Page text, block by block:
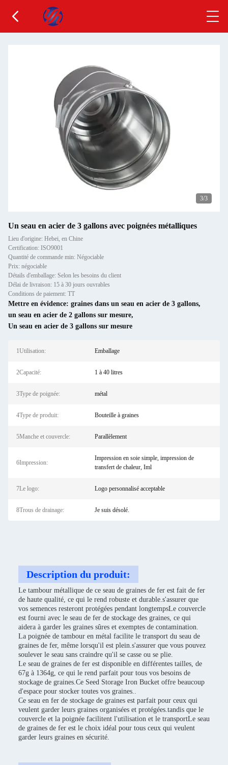
3/3
Un seau en acier de 3 gallons avec poignées métalliques
Lieu d'origine: Hebei, en Chine
Certification: ISO9001
Quantité de commande min: Négociable
Prix: négociable
Détails d'emballage: Selon les besoins du client
Délai de livraison: 15 à 30 jours ouvrables
Conditions de paiement: TT
Mettre en évidence: graines dans un seau en acier de 3 gallons,
un seau en acier de 2 gallons sur mesure,
Un seau en acier de 3 gallons sur mesure
1Utilisation: Emballage
2Capacité: 1 à 40 litres
3Type de poignée: métal
4Type de produit: Bouteille à graines
5Manche et couvercle: Parallèlement
6Impression:
Impression en soie simple, impression de
transfert de chaleur, Iml
7Le logo: Logo personnalisé acceptable
8Trous de drainage: Je suis désolé.
Description du produit:
Le tambour métallique de ce seau de graines de fer est fait de fer
de haute qualité, ce qui le rend robuste et durable.s'assurer que
vos semences resteront protégées pendant longtempsLe couvercle
est fourni avec le seau de fer de stockage des graines, ce qui
aidera à garder les graines sûres et exemptes de contamination.
La poignée de tambour en métal facilite le transport du seau de
graines de fer, même lorsqu'il est plein.s'assurer que vous pouvez
soulever le seau sans craindre qu'il se casse ou se plie.
Le seau de graines de fer est disponible en différentes tailles, de
67g à 1364g, ce qui le rend parfait pour tous vos besoins de
stockage de graines.Ce Seed Storage Iron Bucket offre beaucoup
d'espace pour stocker toutes vos graines..
Ce seau en fer de stockage de graines est parfait pour ceux qui
veulent garder leurs graines organisées et protégées.tandis que le
couvercle et la poignée facilitent l'utilisation et le transportLe seau
de graines de fer est le choix idéal pour tous ceux qui veulent
garder leurs graines en sécurité.